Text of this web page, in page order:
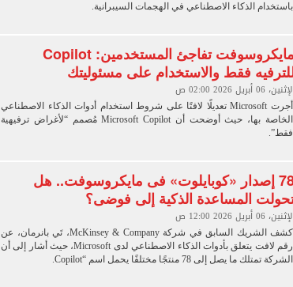
باستخدام الذكاء الاصطناعي في الهجمات السيبرانية.
مايكروسوفت تفاجئ المستخدمين: Copilot
فقط والاستخدام على مسئوليتك
الإثنين، 06 أبريل 2026 02:00 ص
أجرت Microsoft تعديلًا لافتًا على شروط استخدام أدوات الذكاء الاصطناعي
الخاصة بها، حيث أوضحت أن Microsoft Copilot مُصمم “لأغراض ترفيهية
فقط”.
78 إصدار «كوبايلوت» فى مايكروسوفت.. هل
المساعدة الذكية إلى فوضى؟
الإثنين، 06 أبريل 2026 12:00 ص
كشف الشريك السابق في شركة McKinsey & Company، تَي بانرمان، عن
رقم لافت يتعلق بأدوات الذكاء الاصطناعي لدى Microsoft، حيث أشار إلى أن
الشركة تمتلك ما يصل إلى 78 منتجًا مختلفًا يحمل اسم “Copilot.